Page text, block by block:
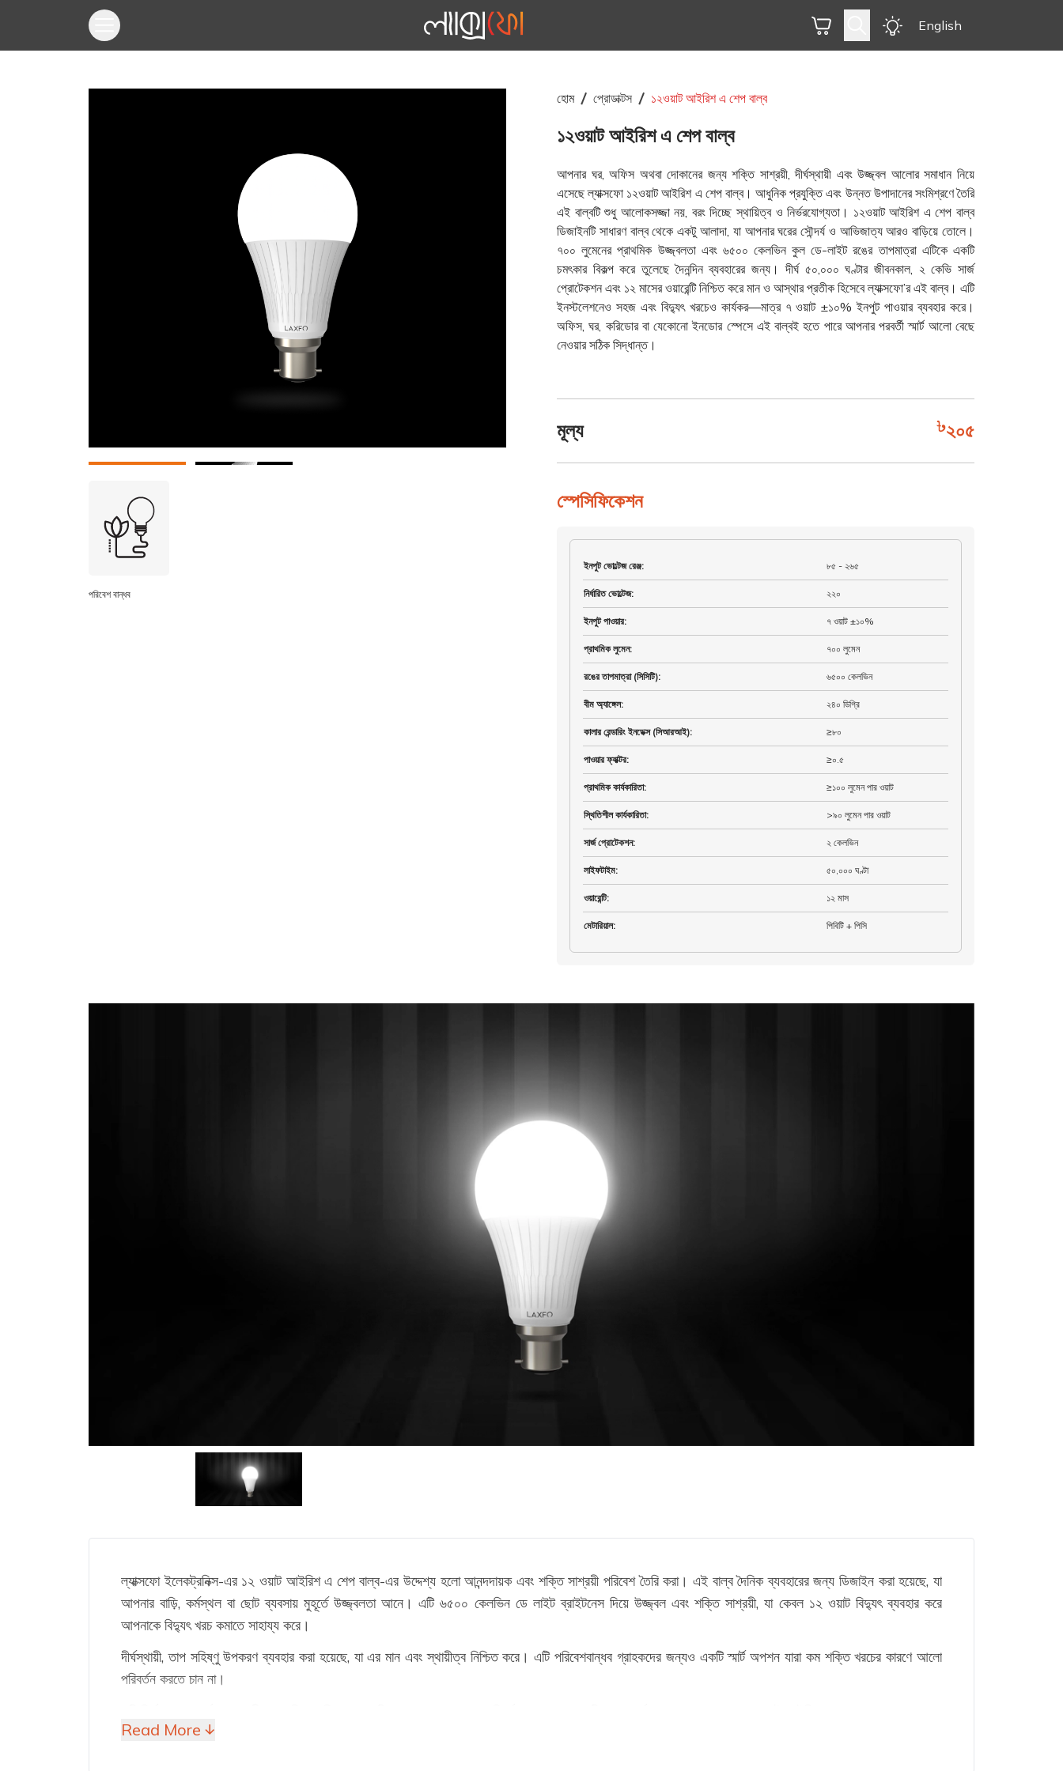
English
পরিবেশ বান্ধব
হোম প্রোডাক্টস ১২ওয়াট আইরিশ এ শেপ বাল্ব
১২ওয়াট আইরিশ এ শেপ বাল্ব
আপনার ঘর, অফিস অথবা দোকানের জন্য শক্তি সাশ্রয়ী, দীর্ঘস্থায়ী এবং উজ্জ্বল আলোর সমাধান নিয়ে
এসেছে ল্যাক্সফো ১২ওয়াট আইরিশ এ শেপ বাল্ব। আধুনিক প্রযুক্তি এবং উন্নত উপাদানের সংমিশ্রণে তৈরি
এই বাল্বটি শুধু আলোকসজ্জা নয়, বরং দিচ্ছে স্থায়িত্ব ও নির্ভরযোগ্যতা। ১২ওয়াট আইরিশ এ শেপ বাল্ব
ডিজাইনটি সাধারণ বাল্ব থেকে একটু আলাদা, যা আপনার ঘরের সৌন্দর্য ও আভিজাত্য আরও বাড়িয়ে তোলে।
৭০০ লুমেনের প্রাথমিক উজ্জ্বলতা এবং ৬৫০০ কেলভিন কুল ডে-লাইট রঙের তাপমাত্রা এটিকে একটি
চমৎকার বিকল্প করে তুলেছে দৈনন্দিন ব্যবহারের জন্য। দীর্ঘ ৫০,০০০ ঘণ্টার জীবনকাল, ২ কেভি সার্জ
প্রোটেকশন এবং ১২ মাসের ওয়ারেন্টি নিশ্চিত করে মান ও আস্থার প্রতীক হিসেবে ল্যাক্সফো’র এই বাল্ব। এটি
ইনস্টলেশনেও সহজ এবং বিদ্যুৎ খরচেও কার্যকর—মাত্র ৭ ওয়াট ±১০% ইনপুট পাওয়ার ব্যবহার করে।
অফিস, ঘর, করিডোর বা যেকোনো ইনডোর স্পেসে এই বাল্বই হতে পারে আপনার পরবর্তী স্মার্ট আলো বেছে
নেওয়ার সঠিক সিদ্ধান্ত।
মূল্য ২০৫
স্পেসিফিকেশন
ইনপুট ভোল্টেজ রেঞ্জ: ৮৫ - ২৬৫
নির্ধারিত ভোল্টেজ: ২২০
ইনপুট পাওয়ার: ৭ ওয়াট ±১০%
প্রাথমিক লুমেন: ৭০০ লুমেন
রঙের তাপমাত্রা (সিসিটি): ৬৫০০ কেলভিন
বীম অ্যাঙ্গেল: ২৪০ ডিগ্রি
কালার রেন্ডারিং ইনডেক্স (সিআরআই): ≥৮০
পাওয়ার ফ্যাক্টর: ≥০.৫
প্রাথমিক কার্যকারিতা: ≥১০০ লুমেন পার ওয়াট
স্থিতিশীল কার্যকারিতা: >৯০ লুমেন পার ওয়াট
সার্জ প্রোটেকশন: ২ কেলভিন
লাইফটাইম: ৫০,০০০ ঘণ্টা
ওয়ারেন্টি: ১২ মাস
মেটারিয়াল: পিবিটি + পিসি
ল্যাক্সফো ইলেকট্রনিক্স-এর ১২ ওয়াট আইরিশ এ শেপ বাল্ব-এর উদ্দেশ্য হলো আনন্দদায়ক এবং শক্তি সাশ্রয়ী পরিবেশ তৈরি করা। এই বাল্ব দৈনিক ব্যবহারের জন্য ডিজাইন করা হয়েছে, যা
আপনার বাড়ি, কর্মস্থল বা ছোট ব্যবসায় মুহূর্তে উজ্জ্বলতা আনে। এটি ৬৫০০ কেলভিন ডে লাইট ব্রাইটনেস দিয়ে উজ্জ্বল এবং শক্তি সাশ্রয়ী, যা কেবল ১২ ওয়াট বিদ্যুৎ ব্যবহার করে
আপনাকে বিদ্যুৎ খরচ কমাতে সাহায্য করে।
দীর্ঘস্থায়ী, তাপ সহিষ্ণু উপকরণ ব্যবহার করা হয়েছে, যা এর মান এবং স্থায়ীত্ব নিশ্চিত করে। এটি পরিবেশবান্ধব গ্রাহকদের জন্যও একটি স্মার্ট অপশন যারা কম শক্তি খরচের কারণে আলো
পরিবর্তন করতে চান না।
আদর্শ।
Read More ↓